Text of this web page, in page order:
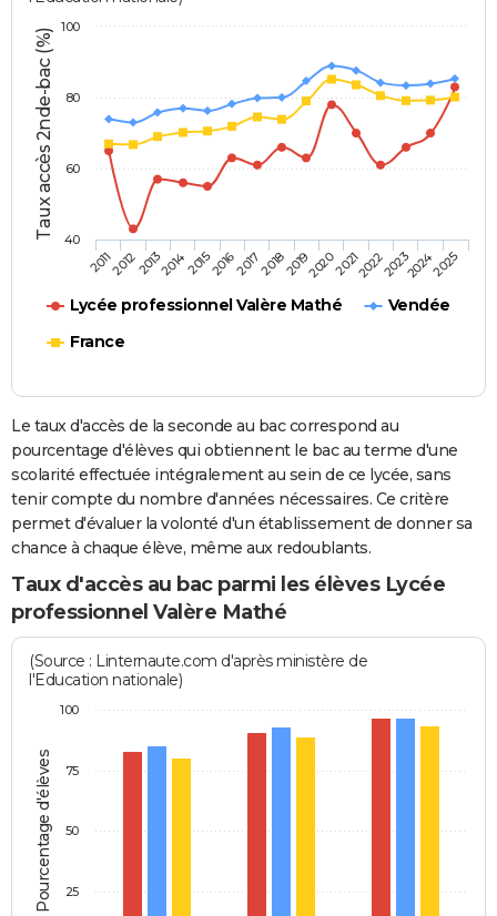
Taux accès 2nde-bac (%)
Lycée professionnel Valère Mathé
Vendée
France
201120122013201420152016201720182019202020212022202320242025
40
60
80
100
Le taux d'accès de la seconde au bac correspond au
pourcentage d'élèves qui obtiennent le bac au terme d'une
scolarité effectuée intégralement au sein de ce lycée, sans
tenir compte du nombre d'années nécessaires. Ce critère
permet d'évaluer la volonté d'un établissement de donner sa
chance à chaque élève, même aux redoublants.
Taux d'accès au bac parmi les élèves Lycée
professionnel Valère Mathé
Pourcentage d'élèves
(Source : Linternaute.com d'après ministère de
l'Education nationale)
25
50
75
100